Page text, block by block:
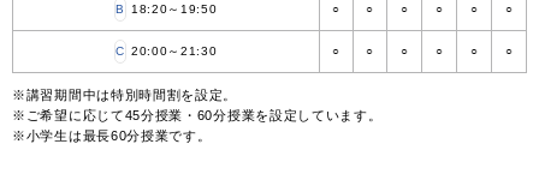
B 18:20～19:50 ○ ○ ○ ○ ○ ○
C 20:00～21:30 ○ ○ ○ ○ ○ ○
※講習期間中は特別時間割を設定。
※ご希望に応じて45分授業・60分授業を設定しています。
※小学生は最長60分授業です。